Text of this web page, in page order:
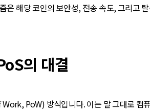
은 해당 코인의 보안성, 전송 속도, 그리고
의 대결
PoW) 방식입니다. 이는 말 그대로 컴